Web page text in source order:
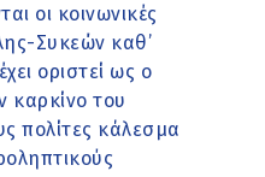
οι κοινωνικές
Συκεών καθ’
οριστεί ως ο
καρκίνο του
πολίτες κάλεσμα